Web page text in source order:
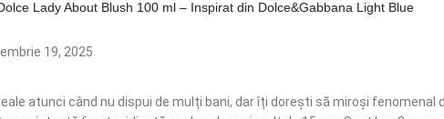
Lady About Blush 100 ml – Inspirat din Dolce&Gabbana Light Blue
19, 2025
atunci când nu dispui de mulți bani, dar îți dorești să miroși